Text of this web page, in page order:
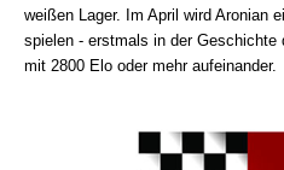
weißen Lager. Im April wird Aronian
spielen - erstmals in der
mit 2800 Elo oder mehr aufeinander.